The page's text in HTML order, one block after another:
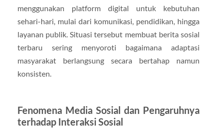
menggunakan platform digital untuk kebutuhan
sehari-hari, mulai dari komunikasi, pendidikan, hingga
layanan publik. Situasi tersebut membuat berita sosial
terbaru sering menyoroti bagaimana adaptasi
masyarakat berlangsung secara bertahap namun
konsisten.
Fenomena Media Sosial dan Pengaruhnya
terhadap Interaksi Sosial